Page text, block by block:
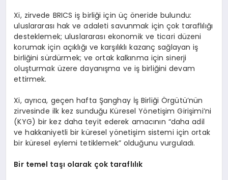
Xi, zirvede BRICS iş birliği için üç öneride bulundu:
uluslararası hak ve adaleti savunmak için çok taraflılığı
desteklemek; uluslararası ekonomik ve ticari düzeni
korumak için açıklığı ve karşılıklı kazanç sağlayan iş
birliğini sürdürmek; ve ortak kalkınma için sinerji
oluşturmak üzere dayanışma ve iş birliğini devam
ettirmek.
Xi, ayrıca, geçen hafta Şanghay İş Birliği Örgütü’nün
zirvesinde ilk kez sunduğu Küresel Yönetişim Girişimi’ni
(KYG) bir kez daha teyit ederek amacının “daha adil
ve hakkaniyetli bir küresel yönetişim sistemi için ortak
bir küresel eylemi tetiklemek” olduğunu vurguladı.
Bir temel taşı olarak çok taraflılık